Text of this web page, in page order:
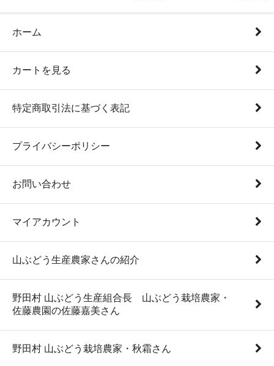
ホーム
カートを見る
特定商取引法に基づく表記
プライバシーポリシー
お問い合わせ
マイアカウント
山ぶどう生産農家さんの紹介
野田村 山ぶどう生産組合長 山ぶどう栽培農家・
佐藤農園の佐藤嘉美さん
野田村 山ぶどう栽培農家・秋霜さん